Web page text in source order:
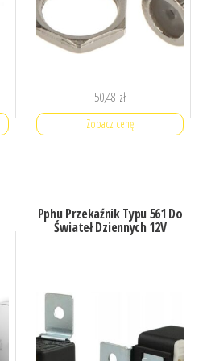
50,48 zł
Zobacz cenę
Pphu Przekaźnik Typu 561 Do
Świateł Dziennych 12V